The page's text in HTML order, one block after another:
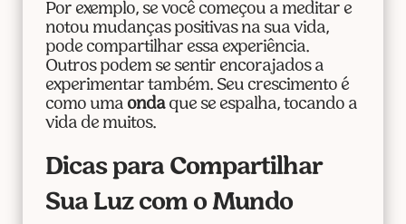
Por exemplo, se você começou a meditar e
notou mudanças positivas na sua vida,
pode compartilhar essa experiência.
Outros podem se sentir encorajados a
experimentar também. Seu crescimento é
como uma ondaque se espalha, tocando a
vida de muitos.
Dicas para Compartilhar
Sua Luz com o Mundo